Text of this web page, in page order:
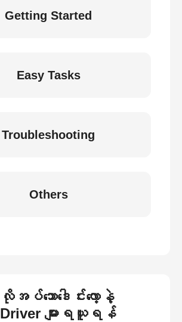
Getting Started
Easy Tasks
Troubleshooting
Others
လိုအပ်သောဒေါင်းလော့နဲ့
Driver များရယူရန်